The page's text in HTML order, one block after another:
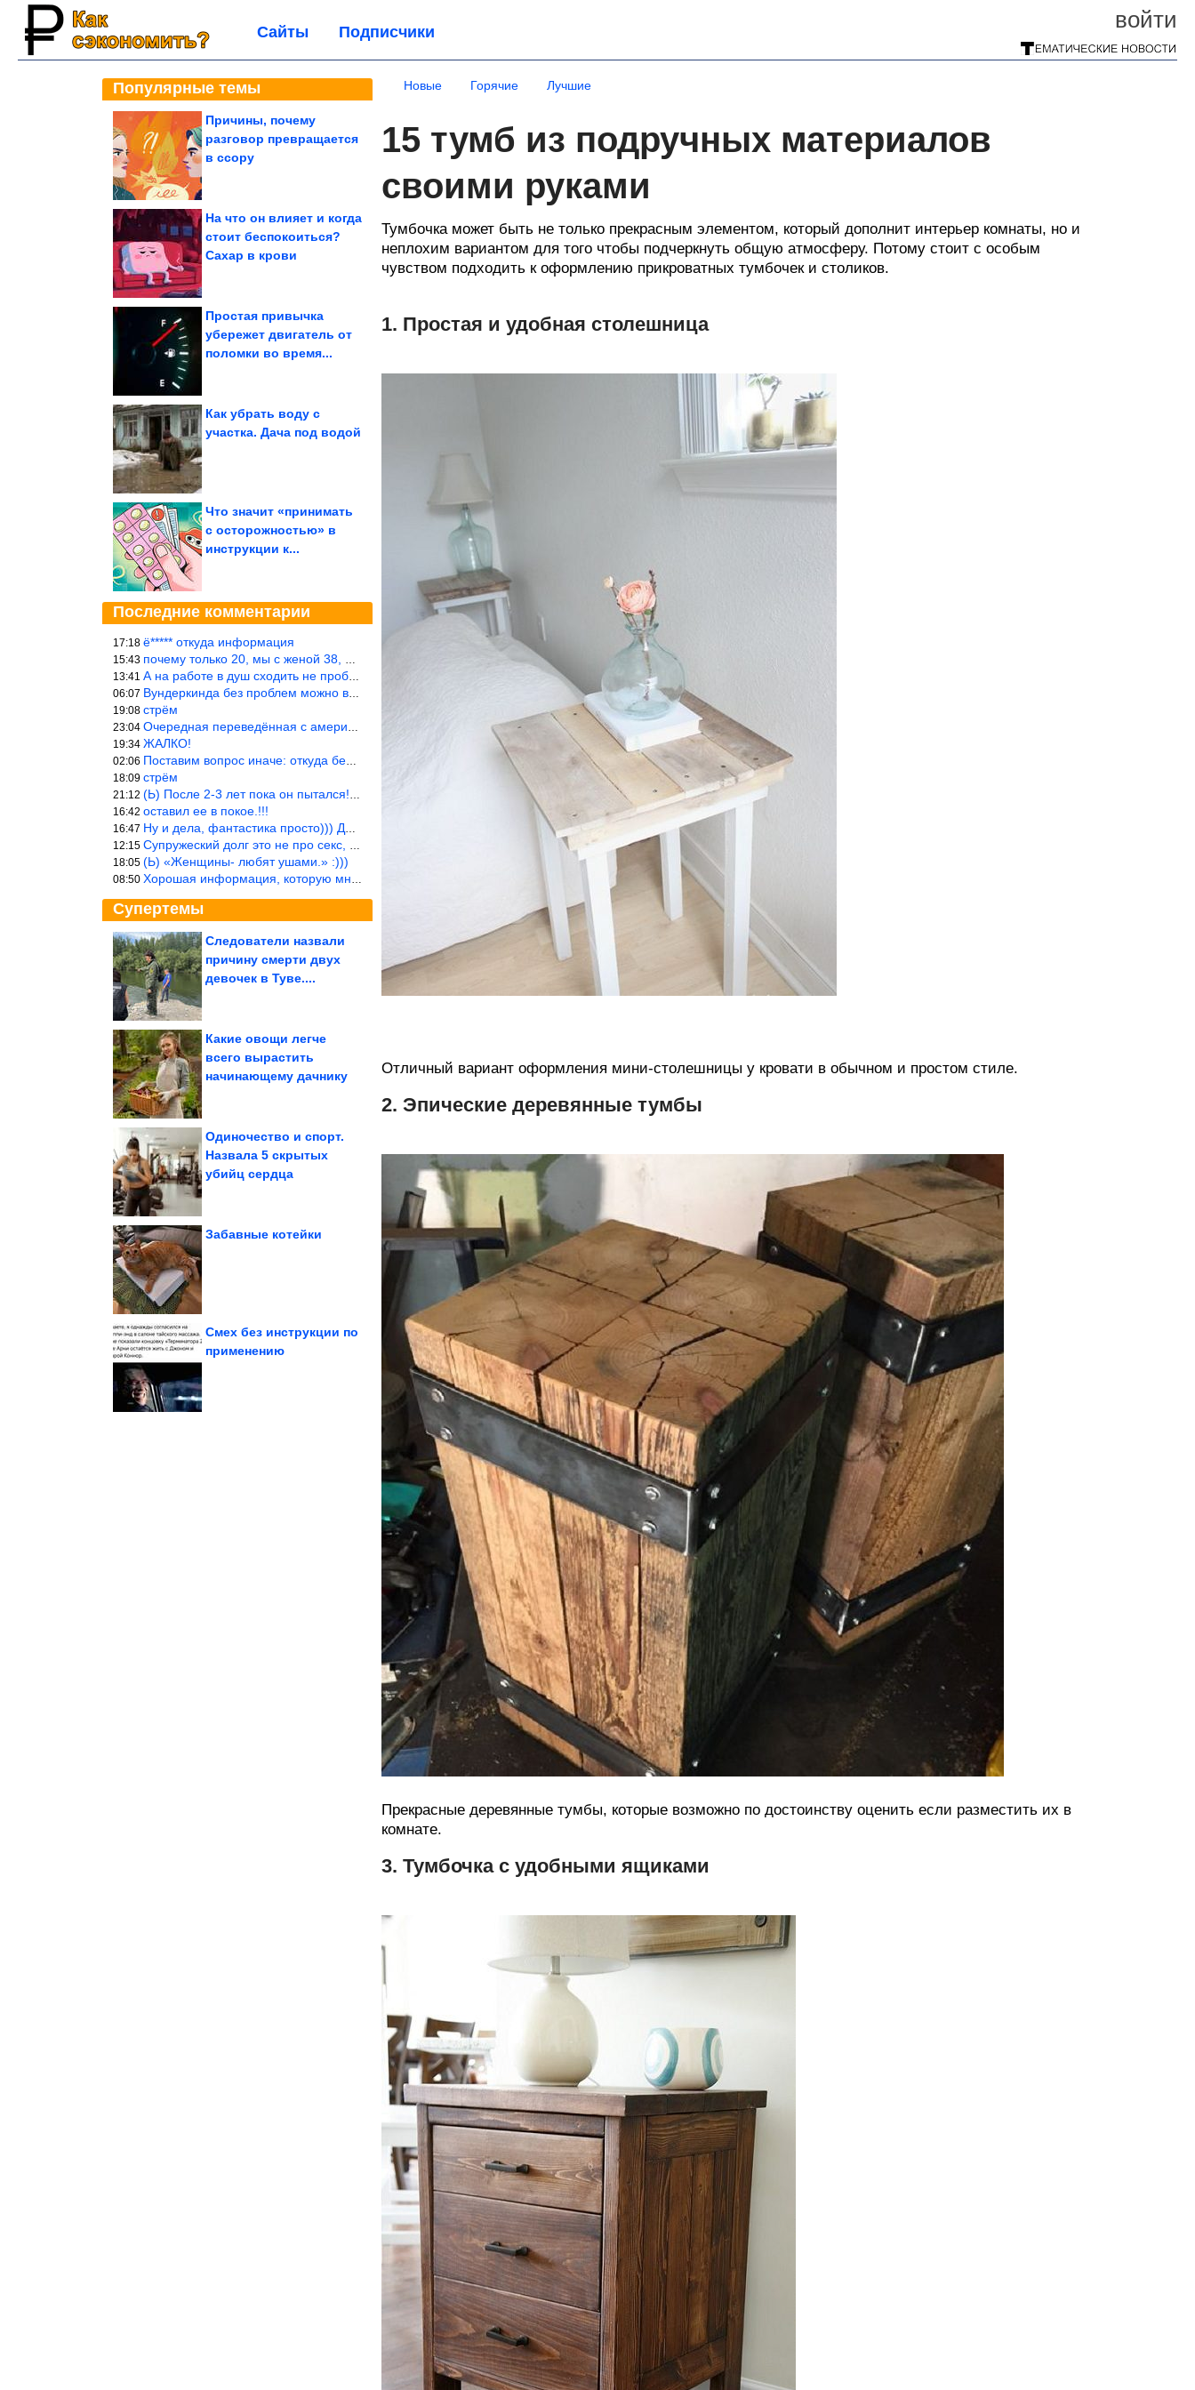
войти
Сайты Подписчики
Популярные темы
Причины, почему
разговор превращается
в ссору
На что он влияет и когда
стоит беспокоиться?
Сахар в крови
Простая привычка
убережет двигатель от
поломки во время...
Как убрать воду с
участка. Дача под водой
Что значит «принимать
с осторожностью» в
инструкции к...
Последние комментарии
17:18 ё***** откуда информация
15:43 почему только 20, мы с женой 38, называется ртутной свадьбой, гр
13:41 А на работе в душ сходить не пробовали?
06:07 Вундеркинда без проблем можно вырастить всего-то с максимально р
19:08 стрём
23:04 Очередная переведённая с американского статья. Не работает эта ф
19:34 ЖАЛКО!
02:06 Поставим вопрос иначе: откуда берётся столь зловредный феминизм?
18:09 стрём
21:12 (Ь) После 2-3 лет пока он пытался! :))) Учитывая, что кошки 10-1
16:42 оставил ее в покое.!!!
16:47 Ну и дела, фантастика просто))) Даже и добавить то нечего…
12:15 Супружеский долг это не про секс, это про Жизнь на Земле. Супруж
18:05 (Ь) «Женщины- любят ушами.» :)))
08:50 Хорошая информация, которую многим стоило бы взять на вооружение
Супертемы
Следователи назвали
причину смерти двух
девочек в Туве....
А ведь всё же в точку!
Какие овощи легче
всего вырастить
начинающему дачнику
Одиночество и спорт.
Назвала 5 скрытых
убийц сердца
Забавные котейки
Смех без инструкции по
применению
Новые Горячие Лучшие
15 тумб из подручных материалов
своими руками
Тумбочка может быть не только прекрасным элементом, который дополнит интерьер комнаты, но и
неплохим вариантом для того чтобы подчеркнуть общую атмосферу. Потому стоит с особым
чувством подходить к оформлению прикроватных тумбочек и столиков.
1. Простая и удобная столешница
Отличный вариант оформления мини-столешницы у кровати в обычном и простом стиле.
2. Эпические деревянные тумбы
Прекрасные деревянные тумбы, которые возможно по достоинству оценить если разместить их в
комнате.
3. Тумбочка с удобными ящиками